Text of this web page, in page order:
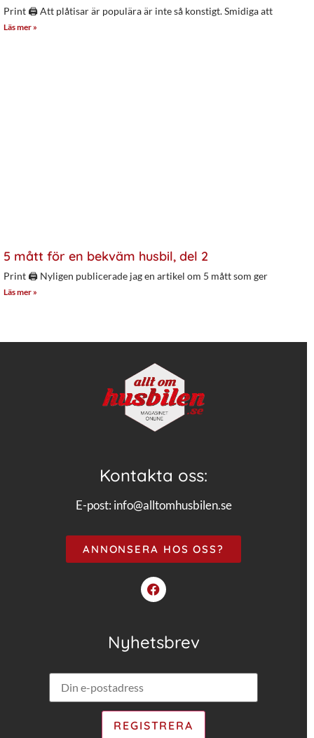
Print 🖨 Att plåtisar är populära är inte så konstigt. Smidiga att
Läs mer »
5 mått för en bekväm husbil, del 2
Print 🖨 Nyligen publicerade jag en artikel om 5 mått som ger
Läs mer »
Kontakta oss:
E-post: info@alltomhusbilen.se
ANNONSERA HOS OSS?
Nyhetsbrev